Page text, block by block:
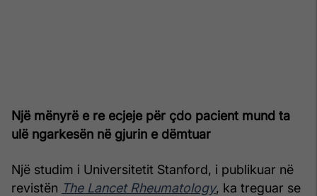
Një mënyrë e re ecjeje për çdo pacient mund ta
ulë ngarkesën në gjurin e dëmtuar
Një studim i Universitetit Stanford, i publikuar në
revistën The Lancet Rheumatology, ka treguar se